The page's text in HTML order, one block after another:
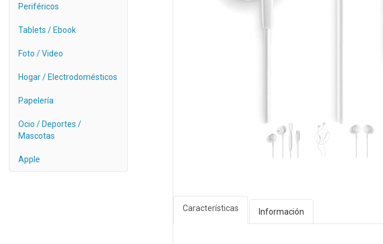
Periféricos
Tablets / Ebook
Foto / Video
Hogar / Electrodomésticos
Papelería
Ocio / Deportes /
Mascotas
Apple
Características Información